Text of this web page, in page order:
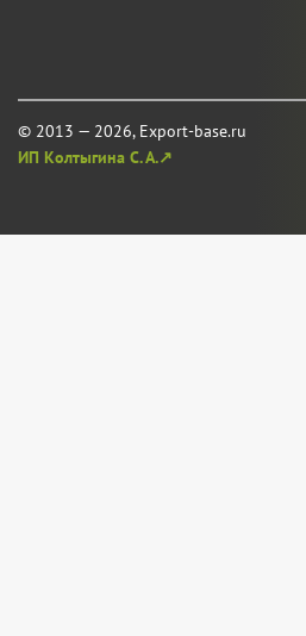
© 2013 — 2026, Export-base.ru
ИП Колтыгина С. А.↗